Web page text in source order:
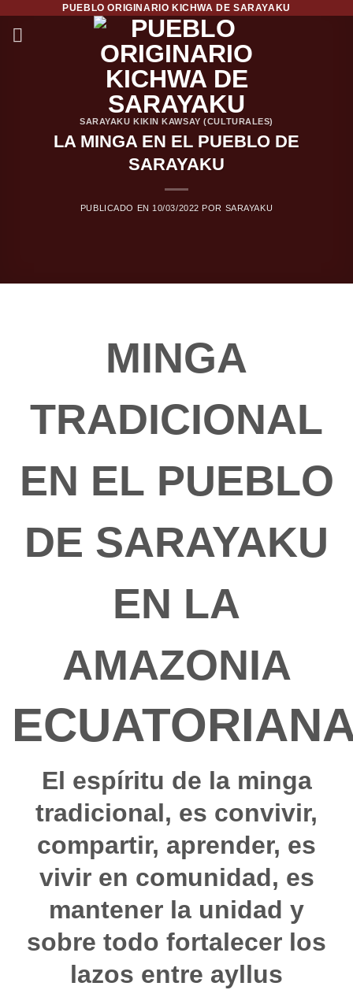
PUEBLO ORIGINARIO KICHWA DE SARAYAKU
SARAYAKU KIKIN KAWSAY (CULTURALES)
LA MINGA EN EL PUEBLO DE
SARAYAKU
PUBLICADO EN 10/03/2022 POR SARAYAKU
MINGA
TRADICIONAL
EN EL PUEBLO
DE SARAYAKU
EN LA
AMAZONIA
El espíritu de la minga
tradicional, es convivir,
compartir, aprender, es
vivir en comunidad, es
mantener la unidad y
sobre todo fortalecer los
lazos entre ayllus